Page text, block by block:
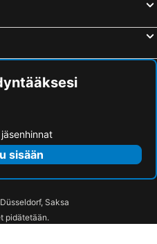
sisään
Saksa
pidätetään.